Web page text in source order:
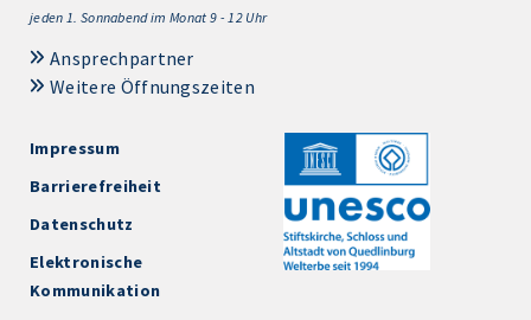
jeden 1. Sonnabend im Monat 9 - 12 Uhr
Ansprechpartner
Weitere Öffnungszeiten
Impressum
Barrierefreiheit
Datenschutz
Elektronische
Kommunikation